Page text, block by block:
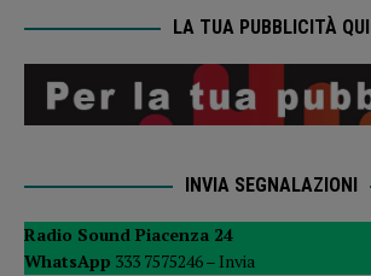
LA TUA PUBBLICITÀ QUI
INVIA SEGNALAZIONI
Radio Sound Piacenza 24
WhatsApp 333 7575246 – Invia